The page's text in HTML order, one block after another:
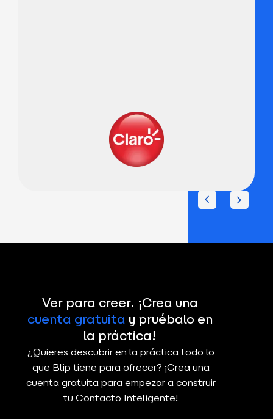
Ver para creer. ¡Crea una
cuenta gratuita y pruébalo en
la práctica!
¿Quieres descubrir en la práctica todo lo
que Blip tiene para ofrecer? ¡Crea una
cuenta gratuita para empezar a construir
tu Contacto Inteligente!